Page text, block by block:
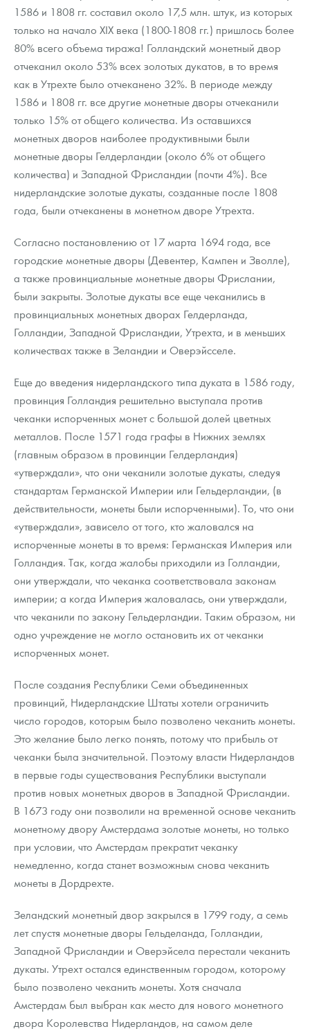
1586 и 1808 гг. составил около 17,5 млн. штук, из которых
только на начало XIX века (1800-1808 гг.) пришлось более
80% всего объема тиража! Голландский монетный двор
отчеканил около 53% всех золотых дукатов, в то время
как в Утрехте было отчеканено 32%. В периоде между
1586 и 1808 гг. все другие монетные дворы отчеканили
только 15% от общего количества. Из оставшихся
монетных дворов наиболее продуктивными были
монетные дворы Гелдерландии (около 6% от общего
количества) и Западной Фрисландии (почти 4%). Все
нидерландские золотые дукаты, созданные после 1808
года, были отчеканены в монетном дворе Утрехта.
Согласно постановлению от 17 марта 1694 года, все
городские монетные дворы (Девентер, Кампен и Зволле),
а также провинциальные монетные дворы Фрислании,
были закрыты. Золотые дукаты все еще чеканились в
провинциальных монетных дворах Гелдерланда,
Голландии, Западной Фрисландии, Утрехта, и в меньших
количествах также в Зеландии и Оверэйсселе.
Еще до введения нидерландского типа дуката в 1586 году,
провинция Голландия решительно выступала против
чеканки испорченных монет с большой долей цветных
металлов. После 1571 года графы в Нижних землях
(главным образом в провинции Гелдерландия)
«утверждали», что они чеканили золотые дукаты, следуя
стандартам Германской Империи или Гельдерландии, (в
действительности, монеты были испорченными). То, что они
«утверждали», зависело от того, кто жаловался на
испорченные монеты в то время: Германская Империя или
Голландия. Так, когда жалобы приходили из Голландии,
они утверждали, что чеканка соответствовала законам
империи; а когда Империя жаловалась, они утверждали,
что чеканили по закону Гельдерландии. Таким образом, ни
одно учреждение не могло остановить их от чеканки
испорченных монет.
После создания Республики Семи объединенных
провинций, Нидерландские Штаты хотели ограничить
число городов, которым было позволено чеканить монеты.
Это желание было легко понять, потому что прибыль от
чеканки была значительной. Поэтому власти Нидерландов
в первые годы существования Республики выступали
против новых монетных дворов в Западной Фрисландии.
В 1673 году они позволили на временной основе чеканить
монетному двору Амстердама золотые монеты, но только
при условии, что Амстердам прекратит чеканку
немедленно, когда станет возможным снова чеканить
монеты в Дордрехте.
Зеландский монетный двор закрылся в 1799 году, а семь
лет спустя монетные дворы Гельделанда, Голландии,
Западной Фрисландии и Оверэйсела перестали чеканить
дукаты. Утрехт остался единственным городом, которому
было позволено чеканить монеты. Хотя сначала
Амстердам был выбран как место для нового монетного
двора Королевства Нидерландов, на самом деле